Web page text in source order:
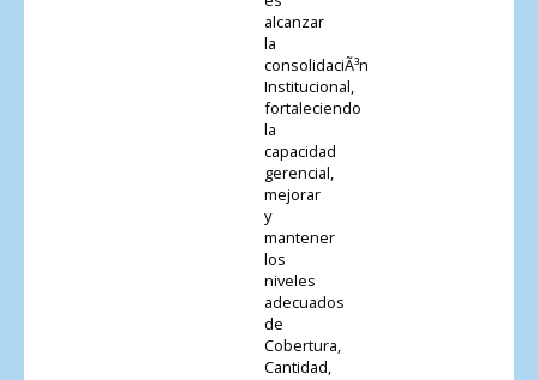
alcanzar
la
consolidaciÃ³n
Institucional,
fortaleciendo
la
capacidad
gerencial,
mejorar
y
mantener
los
niveles
adecuados
de
Cobertura,
Cantidad,